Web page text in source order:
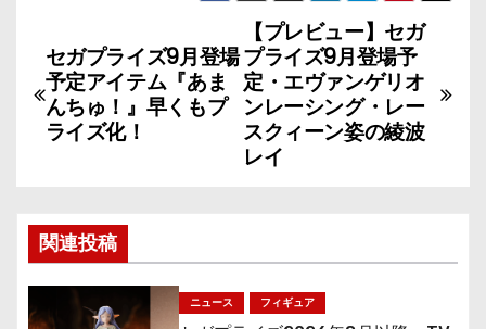
投
稿
ナ
ゲ
ー
シ
【プレビュー】セガ
プライズ9月登場予
定・エヴァンゲリオ
ンレーシング・レー
スクィーン姿の綾波
レイ
セガプライズ9月登場
予定アイテム『あま
んちゅ！』早くもプ
ライズ化！
関連投稿
ニュース フィギュア